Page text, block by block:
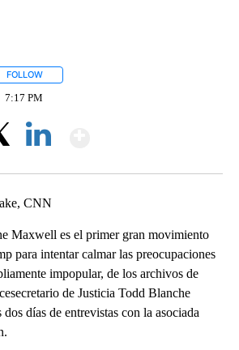
FOLLOW
7:17 PM
CNN
Maxwell es el primer gran movimiento
para intentar calmar las preocupaciones
impopular, de los archivos de
de Justicia Todd Blanche
días de entrevistas con la asociada